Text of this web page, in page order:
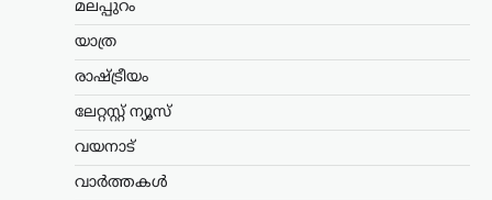
മലപ്പുറം
യാത്ര
രാഷ്ട്രീയം
ലേറ്റസ്റ്റ് ന്യൂസ്
വയനാട്
വാർത്തകൾ
ആലപിക്കേണ്ടതില്ല
എന്നാണ് നിലപാട് ;
പ്രതികരിച്ച് പി.കെ.
കുഞ്ഞാലിക്കുട്ടി
ന്യൂസ് ഡെസ്ക്
ഓഗസ്റ്റ്‌ 8, 2026